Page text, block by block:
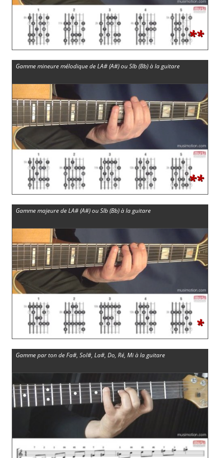
**
Gamme mineure mélodique de LA# (A#) ou SIb (Bb) à la guitare
**
Gamme majeure de LA# (A#) ou SIb (Bb) à la guitare
*
Gamme par ton de Fa#, Sol#, La#, Do, Ré, Mi à la guitare